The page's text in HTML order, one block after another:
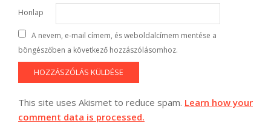
Honlap
A nevem, e-mail címem, és weboldalcímem mentése a
böngészőben a következő hozzászólásomhoz.
This site uses Akismet to reduce spam. Learn how your
comment data is processed.